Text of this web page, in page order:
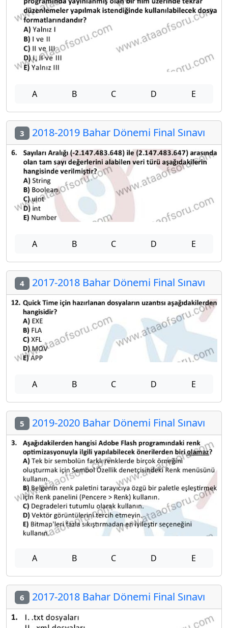
A B C D E
3 2018-2019 Bahar Dönemi Final Sınavı
A B C D E
4 2017-2018 Bahar Dönemi Final Sınavı
A B C D E
5 2019-2020 Bahar Dönemi Final Sınavı
A B C D E
6 2017-2018 Bahar Dönemi Final Sınavı